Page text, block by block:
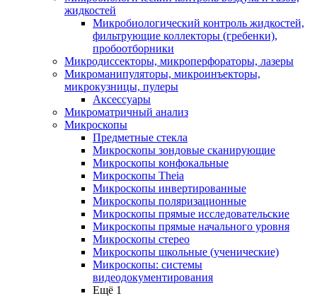
жидкостей
Микробиологический контроль жидкостей,
фильтрующие коллекторы (гребенки),
пробоотборники
Микродиссекторы, микроперфораторы, лазеры
Микроманипуляторы, микроинъекторы,
микрокузницы, пулеры
Аксессуары
Микроматричный анализ
Микроскопы
Предметные стекла
Микроскопы зондовые сканирующие
Микроскопы конфокальные
Микроскопы Theia
Микроскопы инвертированные
Микроскопы поляризационные
Микроскопы прямые исследовательские
Микроскопы прямые начального уровня
Микроскопы стерео
Микроскопы школьные (ученические)
Микроскопы: системы
видеодокументирования
Ещё 1